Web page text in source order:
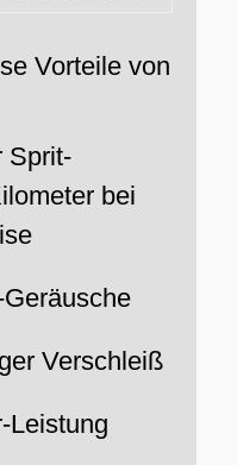
Vorteile von
Sprit-
bei
Verschleiß
Leistung